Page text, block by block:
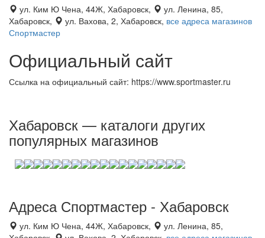
ул. Ким Ю Чена, 44Ж, Хабаровск,
ул. Ленина, 85,
Хабаровск,
ул. Вахова, 2, Хабаровск, все адреса магазинов
Спортмастер
Официальный сайт
Ссылка на официальный сайт: https://www.sportmaster.ru
Хабаровск — каталоги других
популярных магазинов
Адреса Спортмастер - Хабаровск
ул. Ким Ю Чена, 44Ж, Хабаровск,
ул. Ленина, 85,